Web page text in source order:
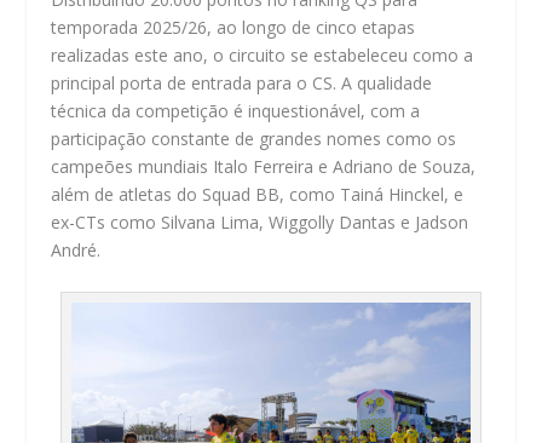
temporada 2025/26, ao longo de cinco etapas
realizadas este ano, o circuito se estabeleceu como a
principal porta de entrada para o CS. A qualidade
técnica da competição é inquestionável, com a
participação constante de grandes nomes como os
campeões mundiais Italo Ferreira e Adriano de Souza,
além de atletas do Squad BB, como Tainá Hinckel, e
ex-CTs como Silvana Lima, Wiggolly Dantas e Jadson
André.